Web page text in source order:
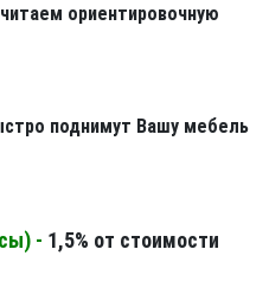
ориентировочную
поднимут Вашу мебель
- 1,5% от стоимости